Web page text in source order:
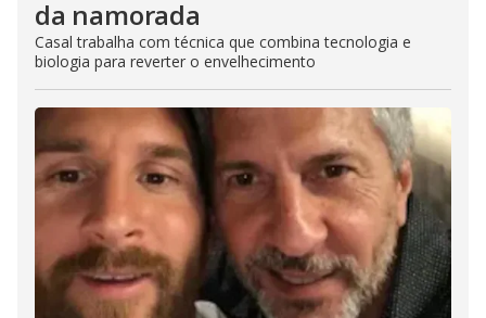
da namorada
Casal trabalha com técnica que combina tecnologia e
biologia para reverter o envelhecimento